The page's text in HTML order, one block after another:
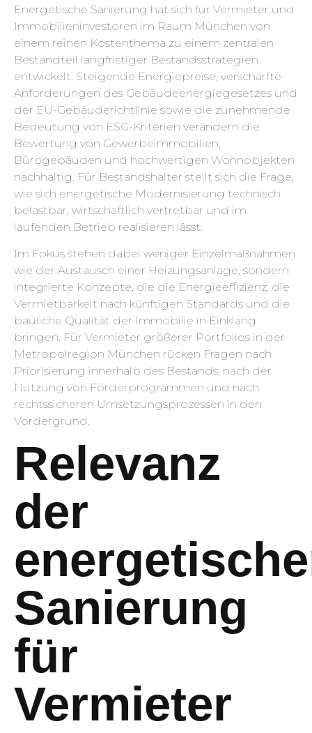
Energetische Sanierung hat sich für Vermieter und
Immobilieninvestoren im Raum München von
einem reinen Kostenthema zu einem zentralen
Bestandteil langfristiger Bestandsstrategien
entwickelt. Steigende Energiepreise, verschärfte
Anforderungen des Gebäudeenergiegesetzes und
der EU-Gebäuderichtlinie sowie die zunehmende
Bedeutung von ESG-Kriterien verändern die
Bewertung von Gewerbeimmobilien,
Bürogebäuden und hochwertigen Wohnobjekten
nachhaltig. Für Bestandshalter stellt sich die Frage,
wie sich energetische Modernisierung technisch
belastbar, wirtschaftlich vertretbar und im
laufenden Betrieb realisieren lässt.
Im Fokus stehen dabei weniger Einzelmaßnahmen
wie der Austausch einer Heizungsanlage, sondern
integrierte Konzepte, die die Energieeffizienz, die
Vermietbarkeit nach künftigen Standards und die
bauliche Qualität der Immobilie in Einklang
bringen. Für Vermieter größerer Portfolios in der
Metropolregion München rücken Fragen nach
Priorisierung innerhalb des Bestands, nach der
Nutzung von Förderprogrammen und nach
rechtssicheren Umsetzungsprozessen in den
Vordergrund.
Relevanz
der
Sanierung
für
Vermieter